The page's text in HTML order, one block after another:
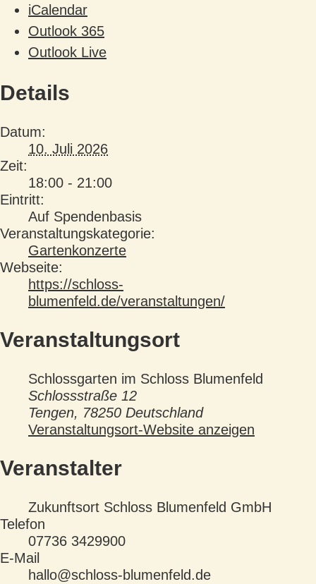
iCalendar
Outlook 365
Outlook Live
Details
Datum:
10. Juli 2026
Zeit:
18:00 - 21:00
Eintritt:
Auf Spendenbasis
Veranstaltungskategorie:
Gartenkonzerte
Webseite:
https://schloss-
blumenfeld.de/veranstaltungen/
Veranstaltungsort
Schlossgarten im Schloss Blumenfeld
Schlossstraße 12
Tengen, 78250 Deutschland
Veranstaltungsort-Website anzeigen
Veranstalter
Zukunftsort Schloss Blumenfeld GmbH
Telefon
07736 3429900
E-Mail
hallo@schloss-blumenfeld.de